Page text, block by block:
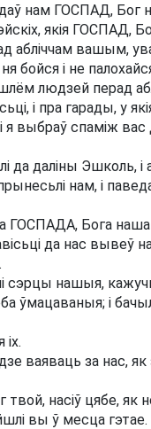
нам ГОСПАД,
якія ГОСПАД,
вашым,
бойся і не
людзей перад
і пра гарады, у
я выбраў спаміж
да даліны Эшколь, і
нам, і
ГОСПАДА, Бога
да нас
нашыя,
ўмацаваныя; і
ваяваць за нас, як
насіў цябе, як
вы ў месца гэтае.